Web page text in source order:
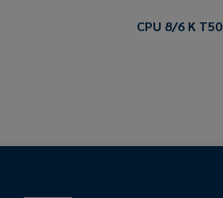
CPU 8/6 K T50